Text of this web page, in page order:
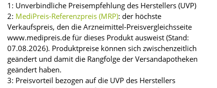
1: Unverbindliche Preisempfehlung des Herstellers (UVP)
2: MediPreis-Referenzpreis (MRP): der höchste
Verkaufspreis, den die Arzneimittel-Preisvergleichsseite
www.medipreis.de für dieses Produkt ausweist (Stand:
07.08.2026). Produktpreise können sich zwischenzeitlich
geändert und damit die Rangfolge der Versandapotheken
geändert haben.
3: Preisvorteil bezogen auf die UVP des Herstellers